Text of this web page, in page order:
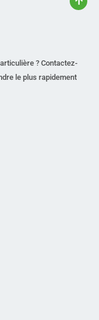
? Contactez-
le plus rapidement